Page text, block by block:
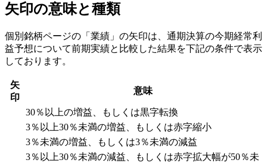
矢印の意味と種類
個別銘柄ページの「業績」の矢印は、通期決算の今期経常利
益予想について前期実績と比較した結果を下記の条件で表示
しております。
矢
印
意味
30％以上の増益、もしくは黒字転換
3％以上30％未満の増益、もしくは赤字縮小
3％未満の増益、もしくは3％未満の減益
3％以上30％未満の減益、もしくは赤字拡大幅が50％未